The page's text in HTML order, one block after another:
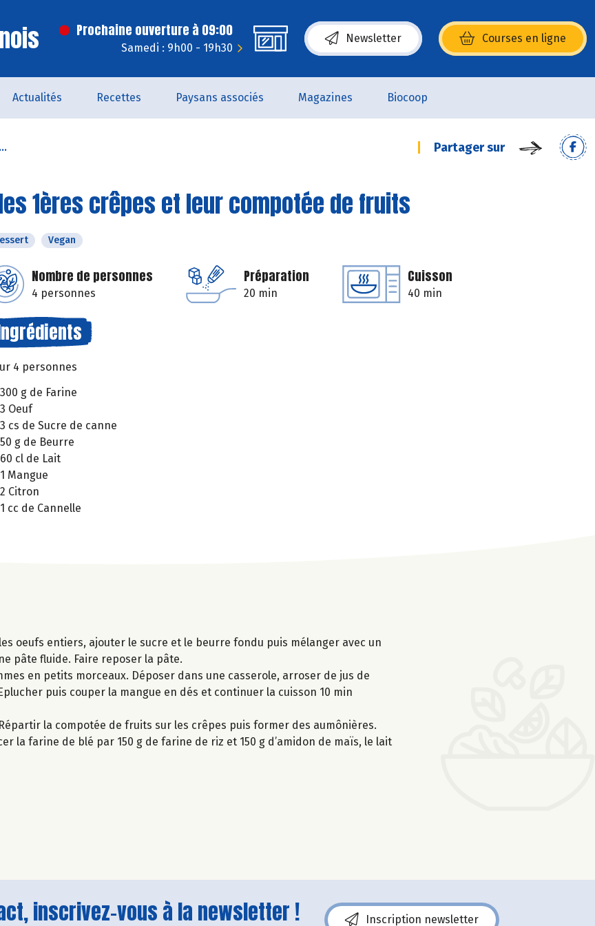
Prochaine ouverture à 09:00
Samedi : 9h00 - 19h30
Newsletter Courses en ligne
(s’ouvre dans une nouvelle fenêtre)
Actualités Recettes Paysans associés Magazines Biocoop
Partager sur
1ères crêpes et leur compotée de fruits
Vegan
Nombre de personnes
4 personnes
Préparation
20 min
Cuisson
40 min
4 personnes
300 g de Farine
3 Oeuf
3 cs de Sucre de canne
50 g de Beurre
60 cl de Lait
1 Mangue
2 Citron
1 cc de Cannelle
oeufs entiers, ajouter le sucre et le beurre fondu puis mélanger avec un
pâte fluide. Faire reposer la pâte.
en petits morceaux. Déposer dans une casserole, arroser de jus de
puis couper la mangue en dés et continuer la cuisson 10 min
la compotée de fruits sur les crêpes puis former des aumônières.
la farine de blé par 150 g de farine de riz et 150 g d’amidon de maïs, le lait
inscrivez-vous à la newsletter ! Inscription newsletter